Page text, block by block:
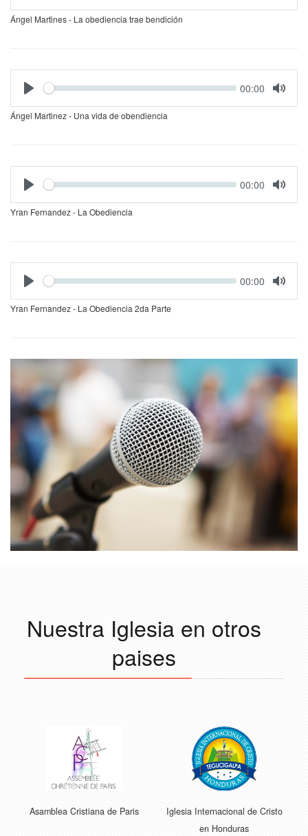
Ángel Martines - La obediencia trae bendición
Seek Current
00:00
Ángel Martinez - Una vida de obendiencia
Seek Current
00:00
Yran Fernandez - La Obediencia
Seek Current
00:00
Yran Fernandez - La Obediencia 2da Parte
Nuestra Iglesia en otros
paises
Asamblea Cristiana de Paris
Iglesia Internacional de Cristo
en Honduras